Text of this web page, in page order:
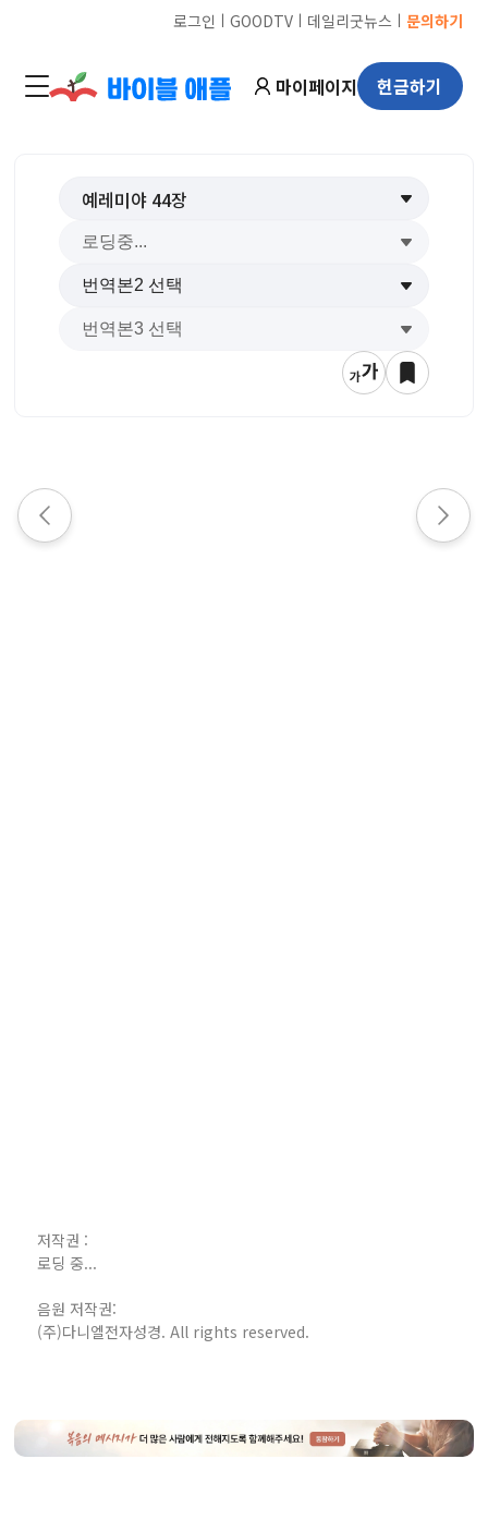
로그인 ㅣ GOODTVㅣ 데일리굿뉴스 ㅣ 문의하기
마이페이지 헌금하기
예레미야 44장
저작권 :
로딩 중...
음원 저작권:
(주)다니엘전자성경. All rights reserved.